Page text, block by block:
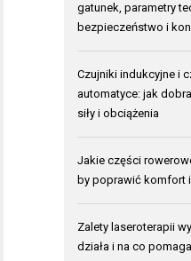
gatunek, parametry
bezpieczeństwo i
Czujniki indukcyjne i
automatyce: jak
siły i obciążenia
Jakie części
by poprawić komfort
Zalety laseroterapii
działa i na co